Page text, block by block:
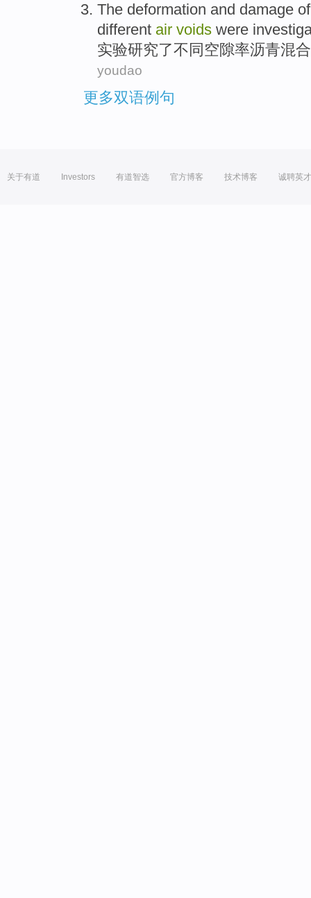
The deformation and damage of
different air voids were
实验研究了不同 空隙率沥青混
youdao
更多双语例句
关于有道 Investors 有道智选 官方博客 技术博客 诚聘英才